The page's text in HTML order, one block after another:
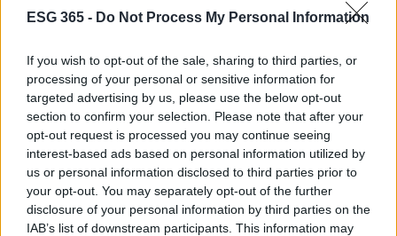
ESG 365 - Do Not Process My Personal Information
If you wish to opt-out of the sale, sharing to third parties, or
processing of your personal or sensitive information for
targeted advertising by us, please use the below opt-out
section to confirm your selection. Please note that after your
opt-out request is processed you may continue seeing
interest-based ads based on personal information utilized by
us or personal information disclosed to third parties prior to
your opt-out. You may separately opt-out of the further
disclosure of your personal information by third parties on the
IAB’s list of downstream participants. This information may
lungo termine.
AUTORE
Francesca Galli
Francesca Galli, fiorentina con formazione
bancaria, prese la decisione di cambiare
carriera dopo un convegno a Palazzo
Vecchio: oggi cura analisi di mercati e
colonne su risparmio e investimenti. In
redazione propone linee editoriali attente alla